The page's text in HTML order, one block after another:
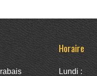
Horaire
Lundi :